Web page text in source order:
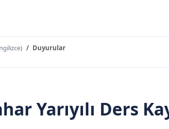
Duyurular
Yarıyılı Ders